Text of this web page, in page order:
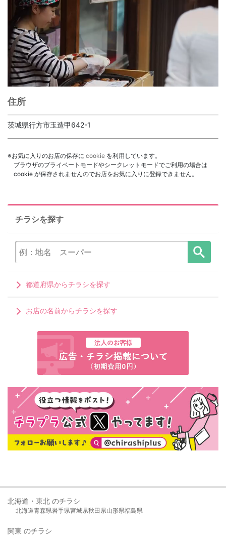
住所
茨城県行方市玉造甲642-1
※お気に入りのお店の保存に cookie を利用しています。
ブラウザのプライベートモードやシークレットモードでご利用の場合は
cookie が保存されませんのでお店をお気に入りに登録できません。
チラシを探す
都道府県からチラシを探す
お店の名前からチラシを探す
北海道・東北 のチラシ
北海道青森県岩手県宮城県秋田県山形県福島県
関東 のチラシ